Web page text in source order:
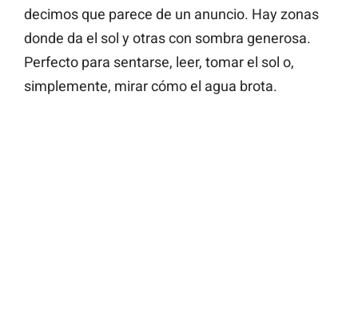
decimos que parece de un anuncio. Hay zonas
donde da el sol y otras con sombra generosa.
Perfecto para sentarse, leer, tomar el sol o,
simplemente, mirar cómo el agua brota.